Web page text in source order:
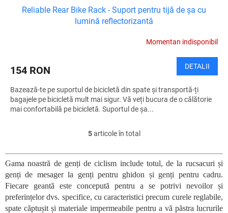
Reliable Rear Bike Rack - Suport pentru tijă de șa cu
lumină reflectorizantă
Momentan indisponibil
154 RON DETALII
Bazează-te pe suportul de bicicletă din spate și transportă-ți
bagajele pe bicicletă mult mai sigur. Vă veți bucura de o călătorie
mai confortabilă pe bicicletă. Suportul de șa...
C
n
t
r
o
l
u
5articole în total
Gama noastră de genți de ciclism include totul, de la rucsacuri și
genți de mesager la genți pentru ghidon și genți pentru cadru.
Fiecare geantă este concepută pentru a se potrivi nevoilor și
preferințelor dvs. specifice, cu caracteristici precum curele reglabile,
spate căptușit și materiale impermeabile pentru a vă păstra lucrurile